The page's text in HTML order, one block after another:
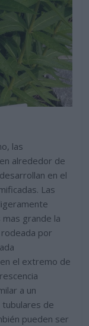
las
alrededor de
en el
Las
grande la
por
el extremo de
a un
de
pueden ser